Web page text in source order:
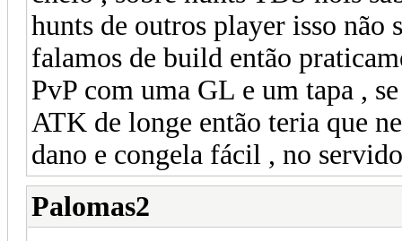
hunts de outros player isso não
falamos de build então
PvP com uma GL e um tapa ,
ATK de longe então teria que
dano e congela fácil , no
Palomas2